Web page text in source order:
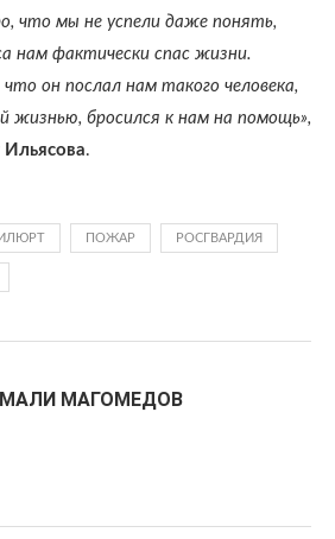
что мы не успели даже понять,
нам фактически спас жизни.
он послал нам такого человека,
жизнью, бросился к нам на помощь»,
.
ПОЖАР РОСГВАРДИЯ
МАГОМЕДОВ